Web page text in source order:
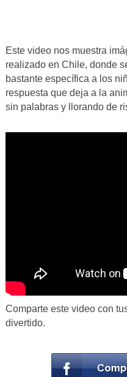
Este video nos muestra
realizado en Chile, donde
bastante específica a los
respuesta que deja a la
sin palabras y llorando de
Comparte este video con
divertido.